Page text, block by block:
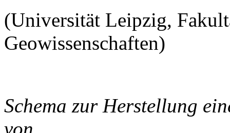
(Universität Leipzig,
Geowissenschaften)
Schema zur Herstellung